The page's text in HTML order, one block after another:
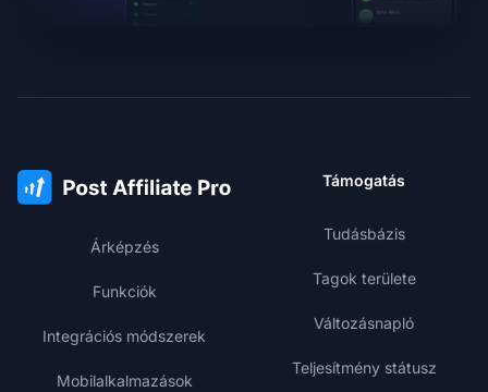
Árképzés
Funkciók
Integrációs módszerek
Mobilalkalmazások
Támogatás
Tudásbázis
Tagok területe
Változásnapló
Teljesítmény státusz